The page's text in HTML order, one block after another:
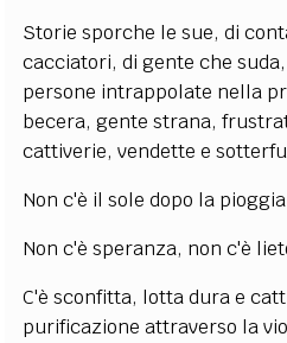
Storie sporche le sue, di
cacciatori, di gente che
persone intrappolate nella
becera, gente strana,
cattiverie, vendette e
Non c'è il sole dopo la
Non c'è speranza, non c'è
C'è sconfitta, lotta dura e
purificazione attraverso la